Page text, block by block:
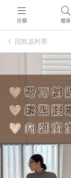
分類 搜尋
回商品列表